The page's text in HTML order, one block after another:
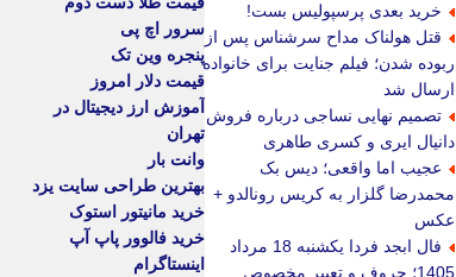
خرید بعدی پرسپولیس بست!
قتل هولناک مداح سرشناس پس از
ربوده شدن؛ فیلم جنایت برای خانواده
ارسال شد
تصمیم نهایی نساجی درباره فروش
دانیال ایری و کسری طاهری
عجیب اما واقعی؛ دیس بک
محمدرضا گلزار به کریس رونالدو +
عکس
فال ابجد فردا یکشنبه 18 مرداد
1405؛ حروف و تعبیر مخصوص
سرور اچ پی
پنجره وین تک
قیمت دلار امروز
آموزش ارز دیجیتال در
تهران
وانت بار
بهترین طراحی سایت یزد
خرید مانیتور استوک
خرید فالوور پاپ آپ
اینستاگرام